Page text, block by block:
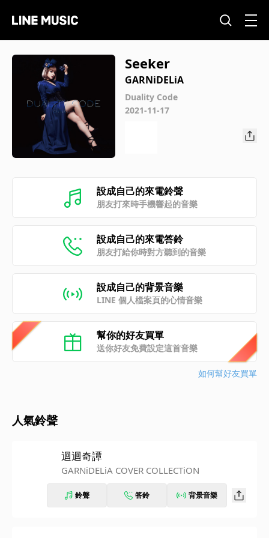
Seeker
GARNiDELiA
Duality Code
2021-11-17
設成自己的來電鈴聲
朋友打來時手機響起的音樂
設成自己的來電答鈴
朋友打給你時對方聽到的音樂
設成自己的背景音樂
LINE 個人檔案頁的心情音樂
幫你的好友買單
送你好友免費設定這首音樂
如何幫好友買單
人氣鈴聲
迴迴奇譚
GARNiDELiA COVER COLLECTiON
鈴聲 答鈴 背景音樂